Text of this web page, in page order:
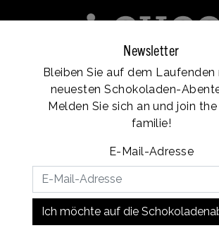
Newsletter
Bleiben Sie auf dem Laufenden
neuesten Schokoladen-
Melden Sie sich an und join the
familie!
E-Mail-Adresse
Ich möchte auf die
Vanaf €35, gratis verzending
Franchise Standorte Kundendienst